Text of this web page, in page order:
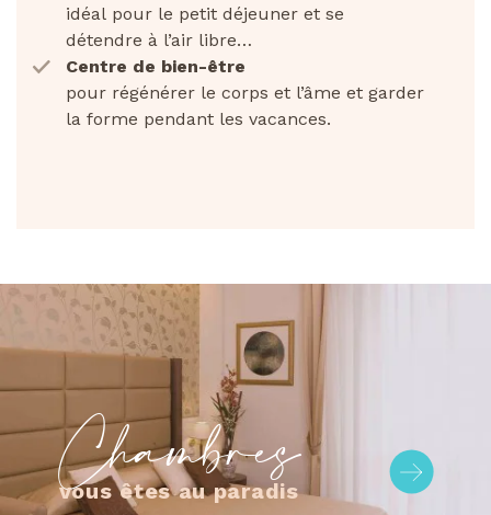
idéal pour le petit déjeuner et se
détendre à l’air libre…
Centre de bien-être
pour régénérer le corps et l’âme et garder
la forme pendant les vacances.
Chambres
vous êtes au paradis